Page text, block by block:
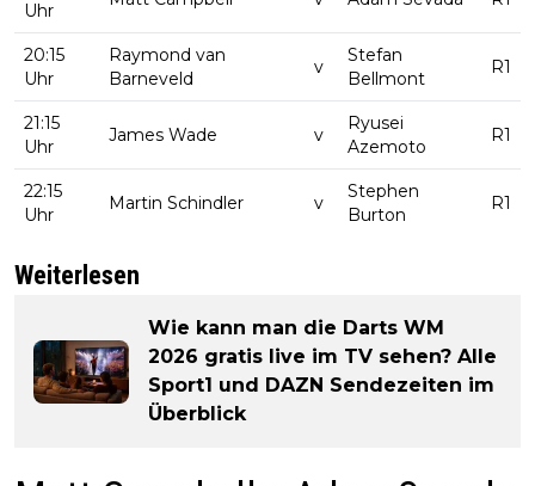
Uhr
20:15
Uhr
Raymond van
Barneveld
v
Stefan
Bellmont
R1
21:15
Uhr
James Wade v
Ryusei
Azemoto
R1
22:15
Uhr
Martin Schindler v
Stephen
Burton
R1
Weiterlesen
Wie kann man die Darts WM
2026 gratis live im TV sehen? Alle
Sport1 und DAZN Sendezeiten im
Überblick